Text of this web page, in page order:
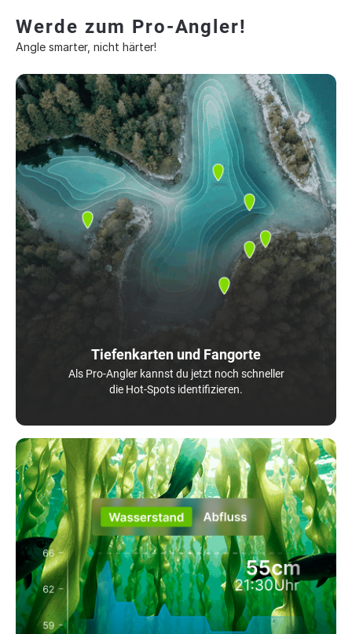
Werde zum Pro-Angler!
Angle smarter, nicht härter!
Tiefenkarten und Fangorte
Als Pro-Angler kannst du jetzt noch schneller
die Hot-Spots identifizieren.